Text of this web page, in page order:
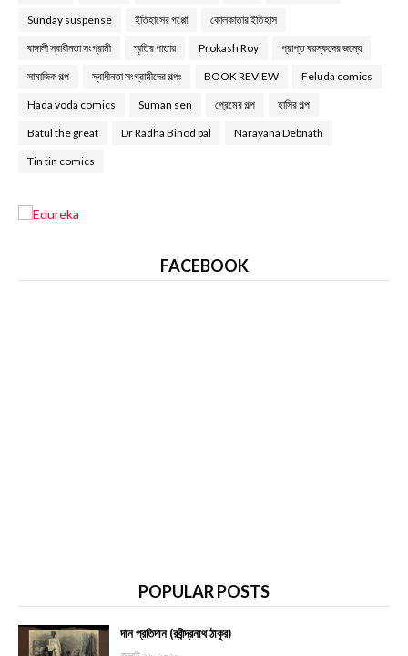
Sunday suspense ইতিহাসের গপ্পো কোলকাতার ইতিহাস
বাঙ্গালী স্বাধীনতা সংগ্রামী স্মৃতির পাতায় Prokash Roy প্রাপ্ত বয়স্কদের জন্যে
সামাজিক গল্প স্বাধীনতা সংগ্রামীদের গল্পঃ BOOK REVIEW Feluda comics
Hada voda comics Suman sen প্রেমের গল্প হাসির গল্প
Batul the great Dr Radha Binod pal Narayana Debnath
Tin tin comics
FACEBOOK
POPULAR POSTS
দান প্রতিদান (রবীন্দ্রনাথ ঠাকুর)